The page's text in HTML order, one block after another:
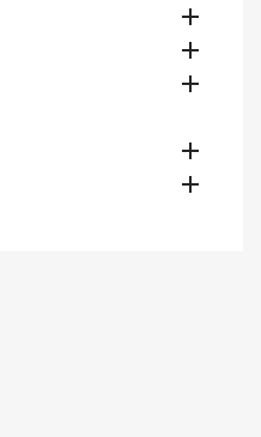




